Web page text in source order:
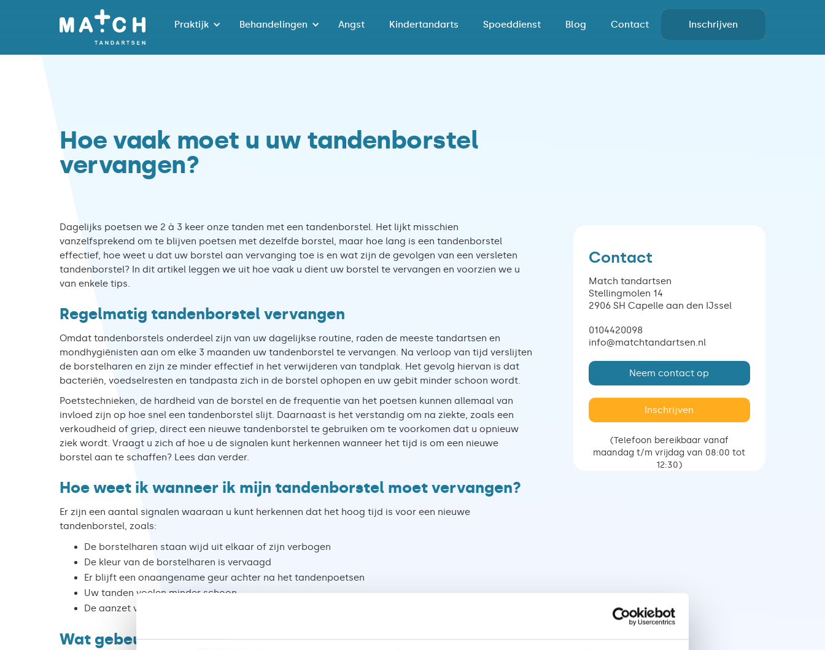
Praktijk Behandelingen Angst Kindertandarts Spoeddienst Blog Contact Inschrijven
Hoe vaak moet u uw tandenborstel
vervangen?
Dagelijks poetsen we 2 à 3 keer onze tanden met een tandenborstel. Het lijkt misschien
vanzelfsprekend om te blijven poetsen met dezelfde borstel, maar hoe lang is een tandenborstel
effectief, hoe weet u dat uw borstel aan vervanging toe is en wat zijn de gevolgen van een versleten
tandenborstel? In dit artikel leggen we uit hoe vaak u dient uw borstel te vervangen en voorzien we u
van enkele tips.
Regelmatig tandenborstel vervangen
Omdat tandenborstels onderdeel zijn van uw dagelijkse routine, raden de meeste tandartsen en
mondhygiënisten aan om elke 3 maanden uw tandenborstel te vervangen. Na verloop van tijd verslijten
de borstelharen en zijn ze minder effectief in het verwijderen van tandplak. Het gevolg hiervan is dat
bacteriën, voedselresten en tandpasta zich in de borstel ophopen en uw gebit minder schoon wordt.
Poetstechnieken, de hardheid van de borstel en de frequentie van het poetsen kunnen allemaal van
invloed zijn op hoe snel een tandenborstel slijt. Daarnaast is het verstandig om na ziekte, zoals een
verkoudheid of griep, direct een nieuwe tandenborstel te gebruiken om te voorkomen dat u opnieuw
ziek wordt. Vraagt u zich af hoe u de signalen kunt herkennen wanneer het tijd is om een nieuwe
borstel aan te schaffen? Lees dan verder.
Hoe weet ik wanneer ik mijn tandenborstel moet vervangen?
Er zijn een aantal signalen waaraan u kunt herkennen dat het hoog tijd is voor een nieuwe
tandenborstel, zoals:
De borstelharen staan wijd uit elkaar of zijn verbogen
De kleur van de borstelharen is vervaagd
Er blijft een onaangename geur achter na het tandenpoetsen
Uw tanden voelen minder schoon
De aanzet van de borstelharen vertoont een ophoping van oude tandpasta en voedselresten
Wat gebeurt er als ik een versleten tandenborstel gebruik?
Contact
Match tandartsen
Stellingmolen 14
2906 SH Capelle aan den IJssel
0104420098
info@matchtandartsen.nl
Neem contact op
Inschrijven
(Telefoon bereikbaar vanaf
maandag t/m vrijdag van 08:00 tot
12:30)